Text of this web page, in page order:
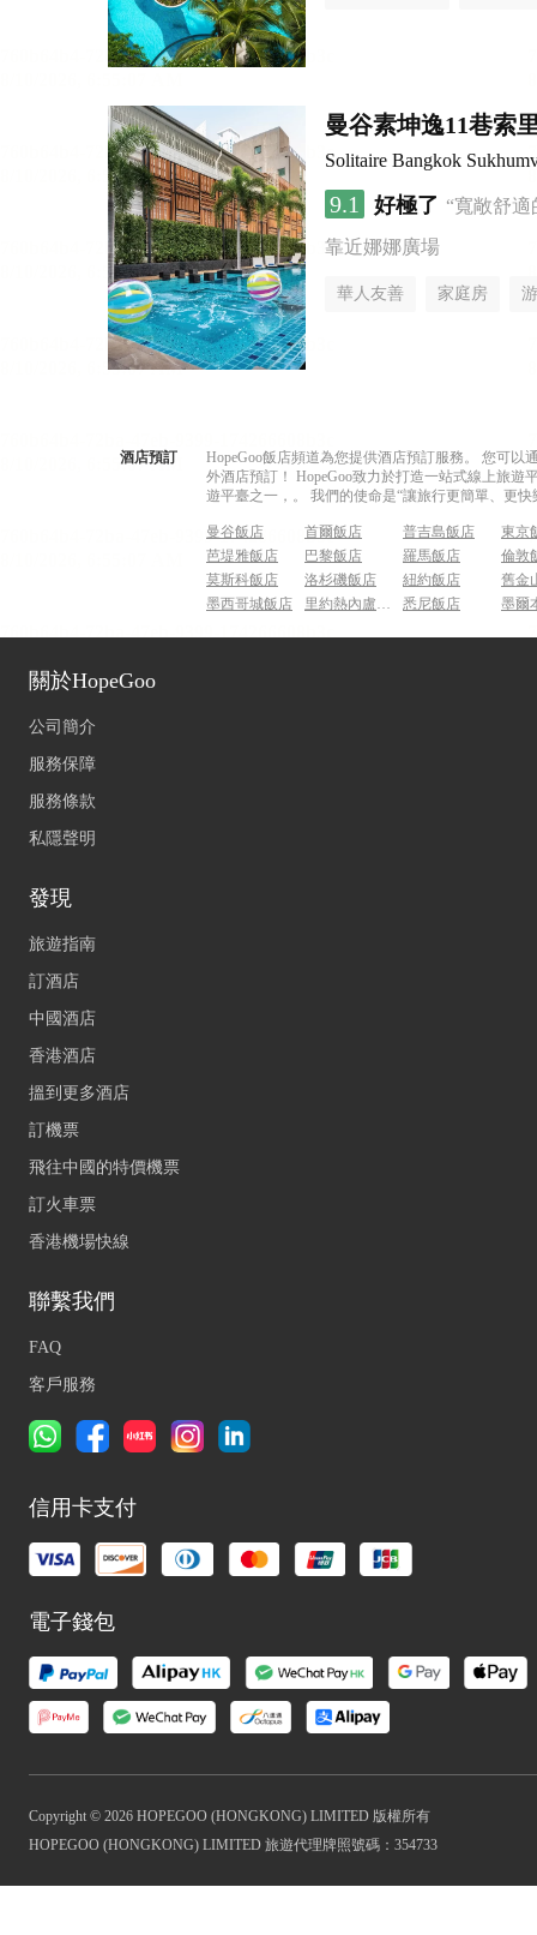
曼谷素坤逸11巷索
Solitaire Bangkok
9.1 好極了 “寬敞舒
靠近娜娜廣場
華人友善 家庭房
酒店預訂
HopeGoo飯店頻道為您提供酒店預訂服務。 您可
外酒店預訂！ HopeGoo致力於打造一站式線上旅
遊平臺之一，。 我們的使命是“讓旅行更簡單、更
曼谷飯店 首爾飯店 普吉島飯店
東京
芭堤雅飯店
巴黎飯店 羅馬飯店
倫敦
莫斯科飯店
洛杉磯飯店 紐約飯店
舊金
墨西哥城飯店
里約熱內盧飯店 悉尼飯店 墨爾
關於HopeGoo
公司簡介
服務保障
服務條款
私隱聲明
發現
旅遊指南
訂酒店
中國酒店
香港酒店
搵到更多酒店
訂機票
飛往中國的特價機票
訂火車票
香港機場快線
聯繫我們
FAQ
客戶服務
信用卡支付
電子錢包
Copyright © 2026 HOPEGOO (HONGKONG) LIMITED 版權所有
HOPEGOO (HONGKONG) LIMITED 旅遊代理牌照號碼：354733